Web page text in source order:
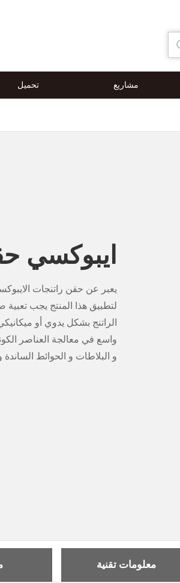
مشاريع تحميل
ايبوكسي
الجزء أ (الإبوكسي): 15 كجم
الجزء ب (المقسى): 5 كجم
نسبة المزيج: الجزء أ: الجزء ب =
برميل A الحجم: 30 * 30 * 37 سم
برميل B الحجم: 25 * 25 * 29 سم
معلومات تقنية